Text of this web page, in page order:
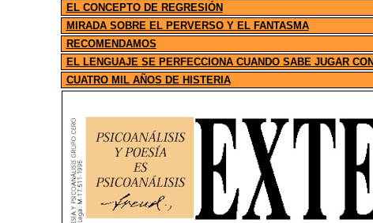
EL CONCEPTO DE REGRESIÓN
MIRADA SOBRE EL PERVERSO Y EL FANTASMA
RECOMENDAMOS
EL LENGUAJE SE PERFECCIONA CUANDO SABE JUGAR
CUATRO MIL AÑOS DE HISTERIA